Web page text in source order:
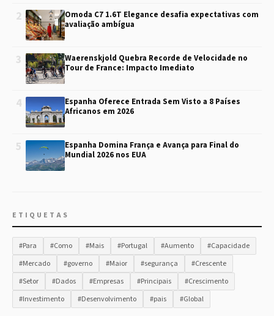
2
Omoda C7 1.6T Elegance desafia expectativas com
avaliação ambígua
3
Waerenskjold Quebra Recorde de Velocidade no
Tour de France: Impacto Imediato
4
Espanha Oferece Entrada Sem Visto a 8 Países
Africanos em 2026
5
Espanha Domina França e Avança para Final do
Mundial 2026 nos EUA
ETIQUETAS
#Para #Como #Mais #Portugal #Aumento
#Capacidade
#Mercado
#governo #Maior #segurança
#Crescente
#Setor
#Dados #Empresas #Principais
#Crescimento
#Investimento
#Desenvolvimento #pais #Global